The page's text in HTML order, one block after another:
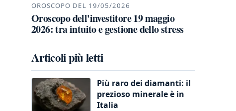
OROSCOPO DEL 19/05/2026
Oroscopo dell'investitore 19 maggio
2026: tra intuito e gestione dello stress
Articoli più letti
Più raro dei diamanti: il
prezioso minerale è in
Italia